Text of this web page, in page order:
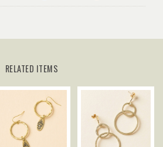
RELATED ITEMS